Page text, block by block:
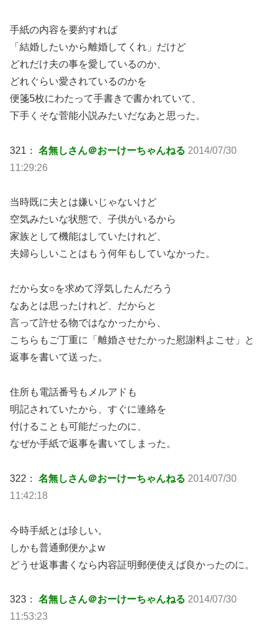
手紙の内容を要約すれば
「結婚したいから離婚してくれ」だけど
どれだけ夫の事を愛しているのか、
どれぐらい愛されているのかを
便箋5枚にわたって手書きで書かれていて、
下手くそな菅能小説みたいだなあと思った。
321： 名無しさん＠おーけーちゃんねる 2014/07/30
11:29:26
当時既に夫とは嫌いじゃないけど
空気みたいな状態で、子供がいるから
家族として機能はしていたけれど、
夫婦らしいことはもう何年もしていなかった。
だから女○を求めて浮気したんだろう
なあとは思ったけれど、だからと
言って許せる物ではなかったから、
こちらもご丁重に「離婚させたかった慰謝料よこせ」と
返事を書いて送った。
住所も電話番号もメルアドも
明記されていたから、すぐに連絡を
付けることも可能だったのに、
なぜか手紙で返事を書いてしまった。
322： 名無しさん＠おーけーちゃんねる 2014/07/30
11:42:18
今時手紙とは珍しい。
しかも普通郵便かよw
どうせ返事書くなら内容証明郵便使えば良かったのに。
323： 名無しさん＠おーけーちゃんねる 2014/07/30
11:53:23